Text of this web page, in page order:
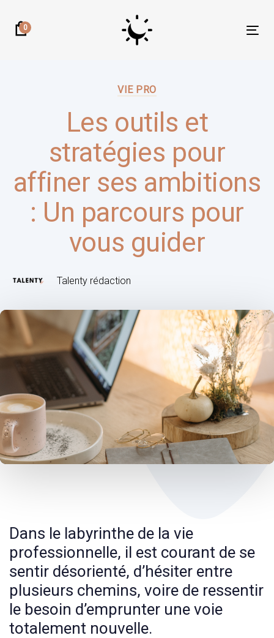
links
0
VIE PRO
Les outils et
stratégies pour
affiner ses ambitions
: Un parcours pour
vous guider
Talenty rédaction
Dans le labyrinthe de la vie
professionnelle, il est courant de se
sentir désorienté, d’hésiter entre
plusieurs chemins, voire de ressentir
le besoin d’emprunter une voie
totalement nouvelle.